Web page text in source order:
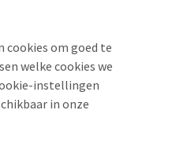
Word nu lid
cookies om goed te
welke cookies we
instellingen
in onze